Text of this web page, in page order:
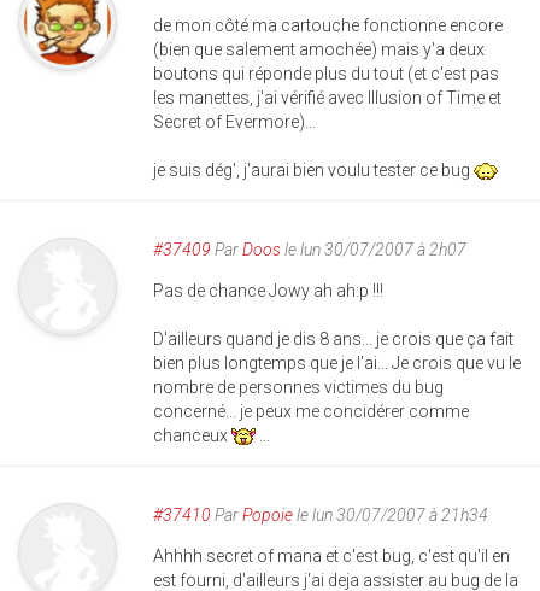
de mon côté ma cartouche fonctionne encore
(bien que salement amochée) mais y'a deux
boutons qui réponde plus du tout (et c'est pas
les manettes, j'ai vérifié avec Illusion of Time et
Secret of Evermore)...
je suis dég', j'aurai bien voulu tester ce bug
#37409 ParDoosle lun 30/07/2007 à 2h07
Pas de chance Jowy ah ah:p !!!
D'ailleurs quand je dis 8 ans... je crois que ça fait
bien plus longtemps que je l'ai... Je crois que vu le
nombre de personnes victimes du bug
concerné... je peux me concidérer comme
chanceux
#37410 ParPopoiele lun 30/07/2007 à 21h34
Ahhhh secret of mana et c'est bug, c'est qu'il en
est fourni, d'ailleurs j'ai deja assister au bug de la